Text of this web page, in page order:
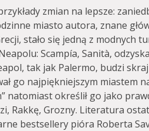
zmian na lepsze:
miasto autora, znane
stało się jedną z modnych
Scampía, Sanità,
tak jak Palermo, budzi
go najpiękniejszym miastem
natomiast określił go jako
Rakkę, Grozny. Literatura
bestsellery pióra Roberta